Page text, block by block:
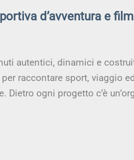
d’avventura e
autentici, dinamici e
raccontare sport, viaggio
ogni progetto c’è